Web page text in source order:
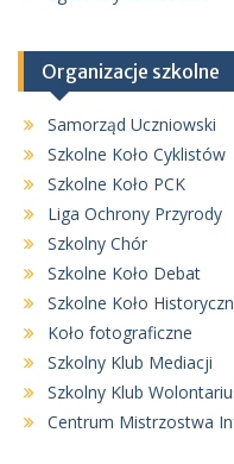
Organizacje szkolne
Samorząd Uczniowski
Szkolne Koło Cyklistów
Szkolne Koło PCK
Liga Ochrony Przyrody
Szkolny Chór
Szkolne Koło Debat
Szkolne Koło
Koło fotograficzne
Szkolny Klub Mediacji
Szkolny Klub
Centrum Mistrzostwa